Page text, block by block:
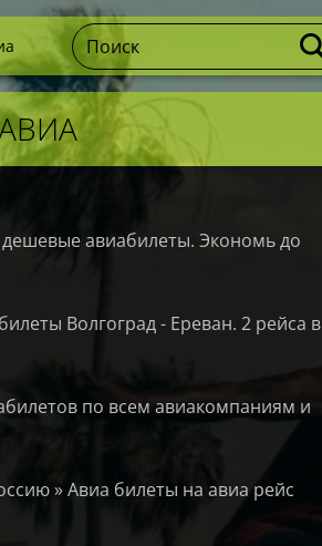
авиабилеты. Экономь до
Волгоград - Ереван. 2 рейса в
по всем авиакомпаниям и
» Авиа билеты на авиа рейс